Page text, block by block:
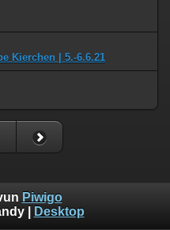
Kierchen | 5.-6.6.21
Piwigo
| Desktop